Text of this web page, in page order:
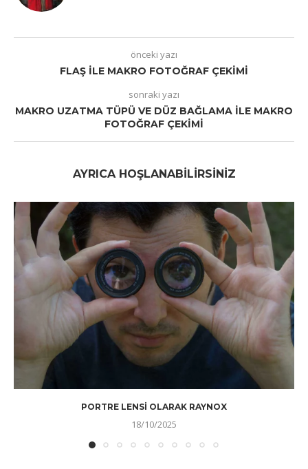
önceki yazı
FLAŞ ILE MAKRO FOTOĞRAF ÇEKIMI
sonraki yazı
MAKRO UZATMA TÜPÜ VE DÜZ BAĞLAMA ILE MAKRO
FOTOĞRAF ÇEKIMI
AYRICA HOŞLANABILIRSINIZ
PORTRE LENSI OLARAK RAYNOX
18/10/2025